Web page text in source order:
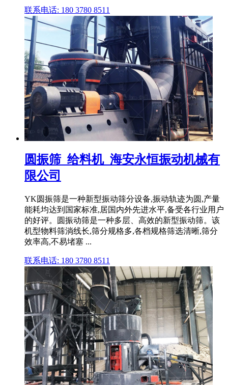
联系电话: 180 3780 8511
圆振筛_给料机_海安永恒振动机械有
限公司
YK圆振筛是一种新型振动筛分设备,振动轨迹为圆,产量
能耗均达到国家标准,居国内外先进水平,备受各行业用户
的好评。圆振动筛是一种多层、高效的新型振动筛。该
机型物料筛淌线长,筛分规格多,各档规格筛选清晰,筛分
效率高,不易堵塞 ...
联系电话: 180 3780 8511